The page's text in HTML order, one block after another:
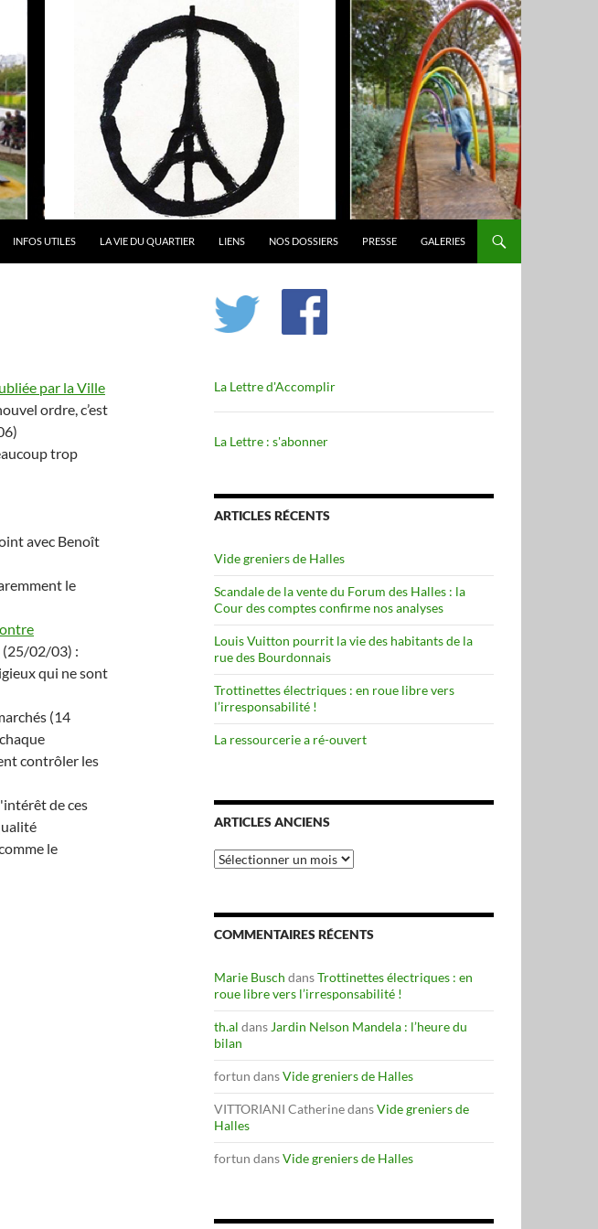
INFOS UTILES LA VIE DU QUARTIER LIENS NOS DOSSIERS PRESSE GALERIES
par la Ville
ordre, c’est
trop
avec Benoît
le
(25/02/03) :
qui ne sont
(14
contrôler les
de ces
le
La Lettre d'Accomplir
La Lettre : s'abonner
ARTICLES RÉCENTS
Vide greniers de Halles
Scandale de la vente du Forum des Halles : la
Cour des comptes confirme nos analyses
Louis Vuitton pourrit la vie des habitants de la
rue des Bourdonnais
Trottinettes électriques : en roue libre vers
l’irresponsabilité !
La ressourcerie a ré-ouvert
ARTICLES ANCIENS
Articles
anciens
COMMENTAIRES RÉCENTS
Marie Busch dansTrottinettes électriques : en
roue libre vers l’irresponsabilité !
th.al dans Jardin Nelson Mandela : l’heure du
bilan
fortun dansVide greniers de Halles
VITTORIANI CatherinedansVide greniers de
Halles
fortun dansVide greniers de Halles